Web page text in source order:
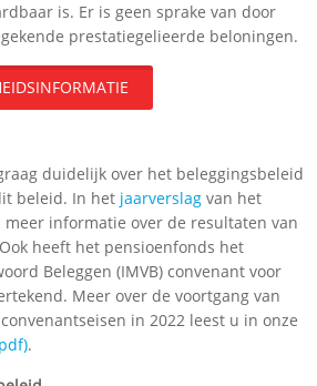
is. Er is geen sprake van door
prestatiegelieerde beloningen.
duidelijk over het beleggingsbeleid
beleid. In het jaarverslag van het
informatie over de resultaten van
heeft het pensioenfonds het
Beleggen (IMVB) convenant voor
Meer over de voortgang van
in 2022 leest u in onze
.